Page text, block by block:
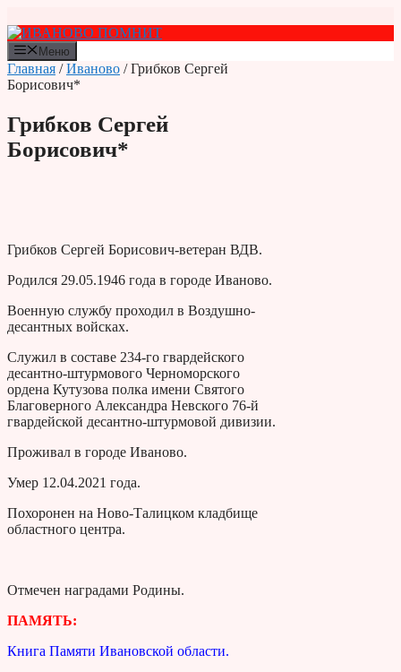
к
содержимому
Меню
Главная /Иваново / Грибков Сергей
Борисович*
Грибков Сергей
Борисович*
Грибков Сергей Борисович-ветеран ВДВ.
Родился 29.05.1946 года в городе Иваново.
Военную службу проходил в Воздушно-
десантных войсках.
Служил в составе 234-го гвардейского
десантно-штурмового Черноморского
ордена Кутузова полка имени Святого
Благоверного Александра Невского 76-й
гвардейской десантно-штурмовой дивизии.
Проживал в городе Иваново.
Умер 12.04.2021 года.
Похоронен на Ново-Талицком кладбище
областного центра.
Отмечен наградами Родины.
ПАМЯТЬ:
Книга Памяти Ивановской области.